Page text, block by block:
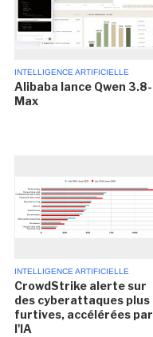
INTELLIGENCE ARTIFICIELLE
Alibaba lance Qwen 3.8-
Max
INTELLIGENCE ARTIFICIELLE
CrowdStrike alerte sur
des cyberattaques plus
furtives, accélérées par
l'IA